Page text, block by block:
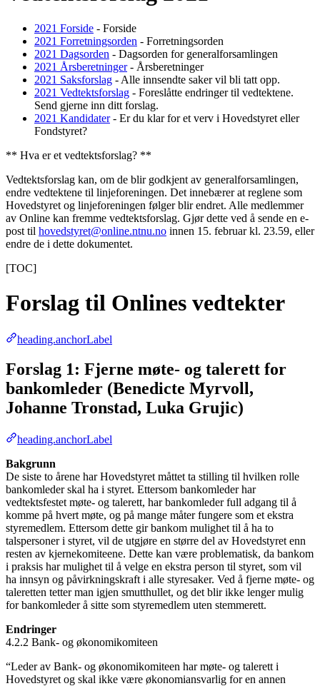
2021 Forside - Forside
2021 Forretningsorden - Forretningsorden
2021 Dagsorden - Dagsorden for generalforsamlingen
2021 Årsberetninger- Årsberetninger
2021 Saksforslag - Alle innsendte saker vil bli tatt opp.
2021 Vedtektsforslag - Foreslåtte endringer til vedtektene.
Send gjerne inn ditt forslag.
2021 Kandidater- Er du klar for et verv i Hovedstyret eller
Fondstyret?
** Hva er et vedtektsforslag? **
Vedtektsforslag kan, om de blir godkjent av generalforsamlingen,
endre vedtektene til linjeforeningen. Det innebærer at reglene som
Hovedstyret og linjeforeningen følger blir endret. Alle medlemmer
av Online kan fremme vedtektsforslag. Gjør dette ved å sende en e-
post til hovedstyret@online.ntnu.no innen 15. februar kl. 23.59, eller
endre de i dette dokumentet.
[TOC]
Forslag til Onlines vedtekter
heading.anchorLabel
Forslag 1: Fjerne møte- og talerett for
bankomleder (Benedicte Myrvoll,
Johanne Tronstad, Luka Grujic)
heading.anchorLabel
Bakgrunn
De siste to årene har Hovedstyret måttet ta stilling til hvilken rolle
bankomleder skal ha i styret. Ettersom bankomleder har
vedtektsfestet møte- og talerett, har bankomleder full adgang til å
komme på hvert møte, og på mange måter fungere som et ekstra
styremedlem. Ettersom dette gir bankom mulighet til å ha to
talspersoner i styret, vil de utgjøre en større del av Hovedstyret enn
resten av kjernekomiteene. Dette kan være problematisk, da bankom
i praksis har mulighet til å velge en ekstra person til styret, som vil
ha innsyn og påvirkningskraft i alle styresaker. Ved å fjerne møte- og
taleretten tetter man igjen smutthullet, og det blir ikke lenger mulig
for bankomleder å sitte som styremedlem uten stemmerett.
Endringer
4.2.2 Bank- og økonomikomiteen
“Leder av Bank- og økonomikomiteen har møte- og talerett i
Hovedstyret og skal ikke være økonomiansvarlig for en annen